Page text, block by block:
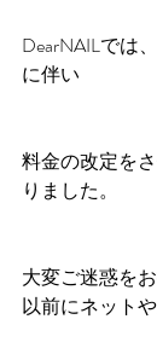
DearNAILでは
に伴い
料金の改定を
りました。
大変ご迷惑を
以前にネット